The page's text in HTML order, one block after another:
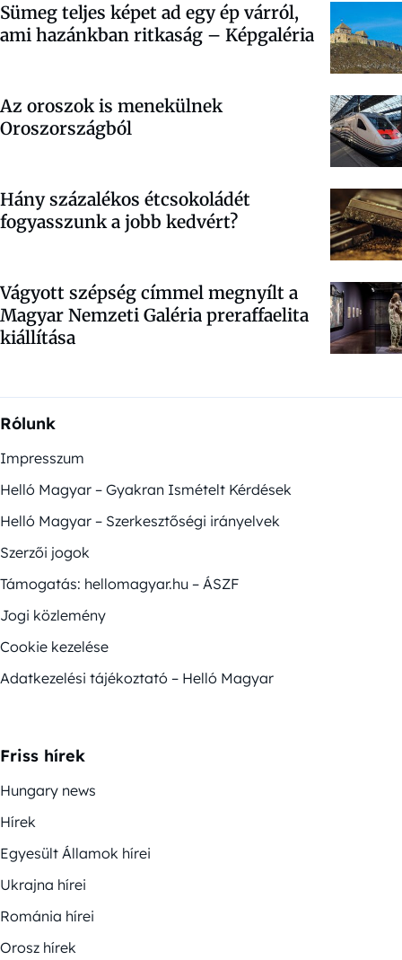
Sümeg teljes képet ad egy ép várról,
ami hazánkban ritkaság – Képgaléria
Az oroszok is menekülnek
Oroszországból
Hány százalékos étcsokoládét
fogyasszunk a jobb kedvért?
Vágyott szépség címmel megnyílt a
Magyar Nemzeti Galéria preraffaelita
kiállítása
Rólunk
Impresszum
Helló Magyar – Gyakran Ismételt Kérdések
Helló Magyar – Szerkesztőségi irányelvek
Szerzői jogok
Támogatás: hellomagyar.hu – ÁSZF
Jogi közlemény
Cookie kezelése
Adatkezelési tájékoztató – Helló Magyar
Friss hírek
Hungary news
Hírek
Egyesült Államok hírei
Ukrajna hírei
Románia hírei
Orosz hírek